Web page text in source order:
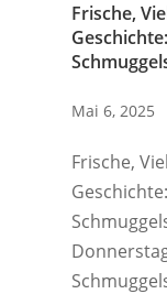
Frische,
Mai 6, 2025
Frische,